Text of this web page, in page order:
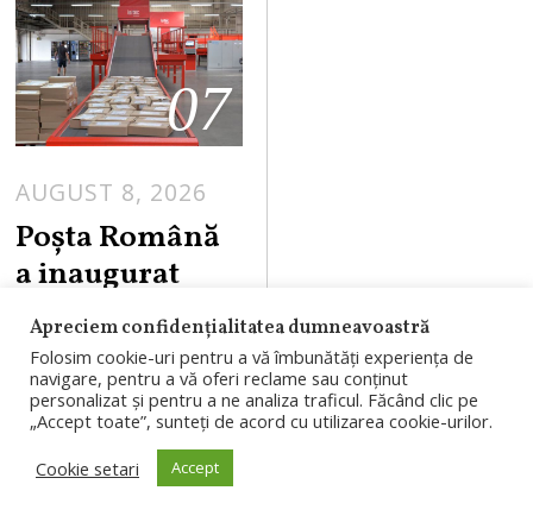
07
AUGUST 8, 2026
Poșta Română
a inaugurat
hubul logistic
modernizat din
Cluj-Napoca.
Investiție de 3
milioane de
Apreciem confidențialitatea dumneavoastră
Folosim cookie-uri pentru a vă îmbunătăți experiența de
navigare, pentru a vă oferi reclame sau conținut
personalizat și pentru a ne analiza traficul. Făcând clic pe
„Accept toate”, sunteți de acord cu utilizarea cookie-urilor.
Cookie setari
Accept